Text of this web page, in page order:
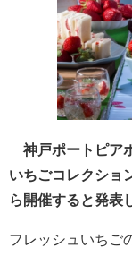
神戸ポートピア
いちごコレクショ
ら開催すると発表
フレッシュいちご